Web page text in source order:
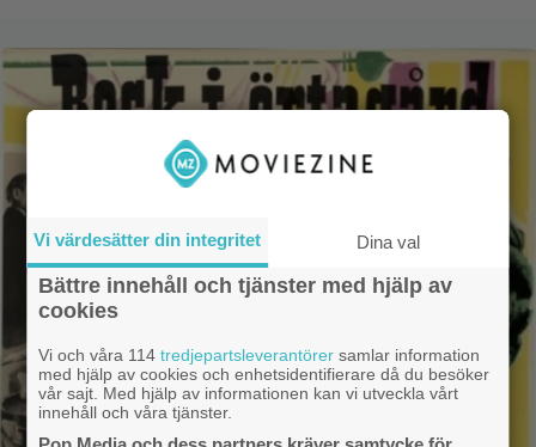
Vi värdesätter din integritet Dina val
Bättre innehåll och tjänster med hjälp av
cookies
Vi och våra 114tredjepartsleverantörer samlar information
med hjälp av cookies och enhetsidentifierare då du besöker
vår sajt. Med hjälp av informationen kan vi utveckla vårt
innehåll och våra tjänster.